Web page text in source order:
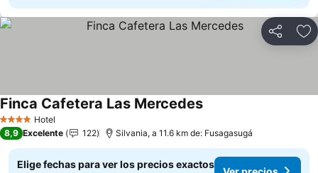
Compartir
4 EstrellasHotel
Finca Cafetera Las Mercedes
8,9 Excelente 122 Silvania, a 11.6 km de: Fusagasugá
Elige fechas para ver los precios exactos